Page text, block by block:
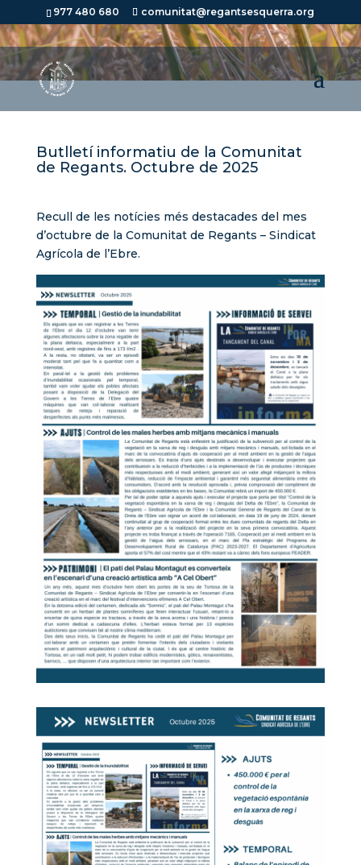
977 480 680 comunitat@regantsesquerra.org
Butlletí informatiu de la Comunitat
de Regants. Octubre de 2025
Recull de les notícies més destacades del mes
d’octubre de la Comunitat de Regants – Sindicat
Agrícola de l’Ebre.